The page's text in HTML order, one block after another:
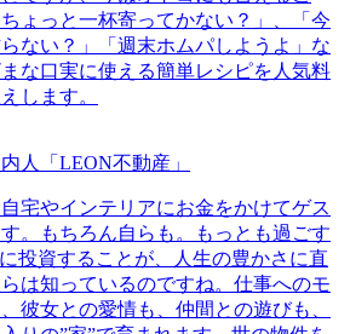
ょっと一杯寄ってかない？」、「今
ない？」「週末ホムパしようよ」な
な口実に使える簡単レシピを人気料
します。
人「LEON不動産」
宅やインテリアにお金をかけてゲス
。もちろん自らも。もっとも過ごす
投資することが、人生の豊かさに直
は知っているのですね。仕事へのモ
彼女との愛情も、仲間との遊びも、